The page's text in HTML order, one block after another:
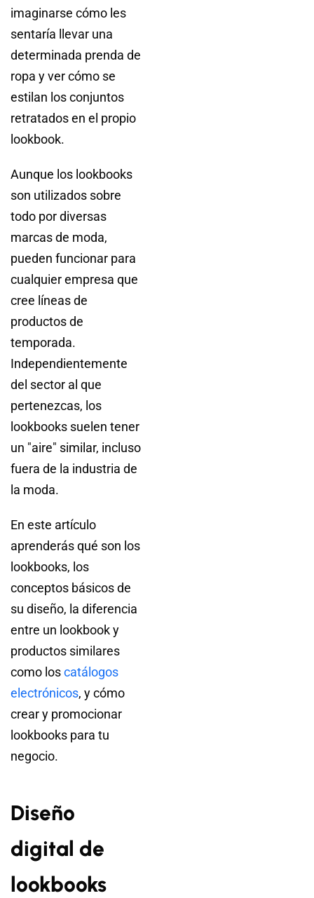
imaginarse cómo les
sentaría llevar una
determinada prenda de
ropa y ver cómo se
estilan los conjuntos
retratados en el propio
lookbook.
Aunque los lookbooks
son utilizados sobre
todo por diversas
marcas de moda,
pueden funcionar para
cualquier empresa que
cree líneas de
productos de
temporada.
Independientemente
del sector al que
pertenezcas, los
lookbooks suelen tener
un "aire" similar, incluso
fuera de la industria de
la moda.
En este artículo
aprenderás qué son los
lookbooks, los
conceptos básicos de
su diseño, la diferencia
entre un lookbook y
productos similares
como loscatálogos
electrónicos, y cómo
crear y promocionar
lookbooks para tu
negocio.
Diseño
digital de
lookbooks